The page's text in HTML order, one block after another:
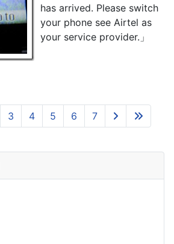
has arrived. Please switch
your phone see Airtel as
your service provider.」
3 4 5 6 7